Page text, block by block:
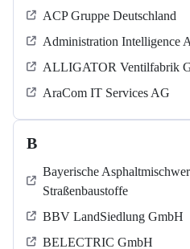
ACP Gruppe Deutschland
Administration Intelligence
ALLIGATOR Ventilfabrik
AraCom IT Services AG
B
Bayerische
Straßenbaustoffe
BBV LandSiedlung GmbH
BELECTRIC GmbH